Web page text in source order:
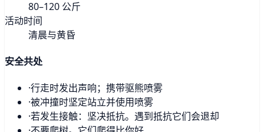
80–120 公斤
活动时间
清晨与黄昏
安全共处
·行走时发出声响；携带驱熊喷雾
·被冲撞时坚定站立并使用喷雾
·若发生接触：坚决抵抗。遇到抵抗它们会退却